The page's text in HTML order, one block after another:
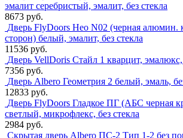
эмалит серебристый, эмалит, без стекла
8673 руб.
Дверь FlyDoors Нео N02 (черная алюмин.
сторон) белый, эмалит, без стекла
11536 руб.
Дверь VellDoris Стайл 1 кварцит,
7356 руб.
Дверь Albero Геометрия 2 белый, эмаль,
12833 руб.
Дверь FlyDoors Гладкое ПГ (АБС черная
светлый, микрофлекс, без стекла
2984 руб.
Скрытая дверь Albero ПС-2 Тип 1-2 без